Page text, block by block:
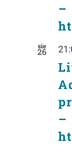
–
sie
26
–